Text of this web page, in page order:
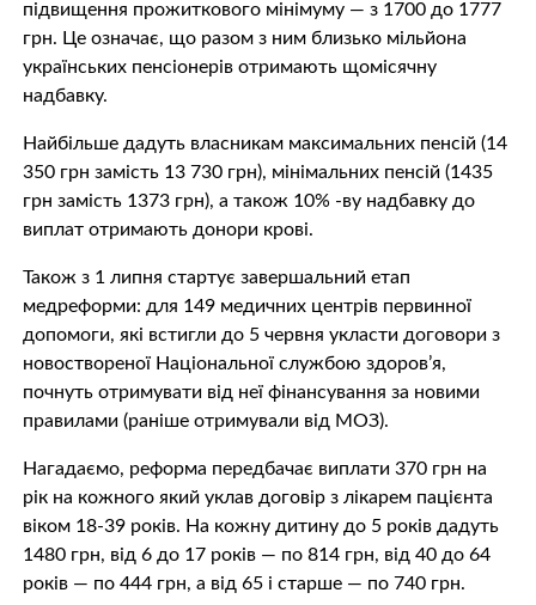
підвищення прожиткового мінімуму — з 1700 до 1777
грн. Це означає, що разом з ним близько мільйона
українських пенсіонерів отримають щомісячну
надбавку.
Найбільше дадуть власникам максимальних пенсій (14
350 грн замість 13 730 грн), мінімальних пенсій (1435
грн замість 1373 грн), а також 10% -ву надбавку до
виплат отримають донори крові.
Також з 1 липня стартує завершальний етап
медреформи: для 149 медичних центрів первинної
допомоги, які встигли до 5 червня укласти договори з
новоствореної Національної службою здоров’я,
почнуть отримувати від неї фінансування за новими
правилами (раніше отримували від МОЗ).
Нагадаємо, реформа передбачає виплати 370 грн на
рік на кожного який уклав договір з лікарем пацієнта
віком 18-39 років. На кожну дитину до 5 років дадуть
1480 грн, від 6 до 17 років — по 814 грн, від 40 до 64
років — по 444 грн, а від 65 і старше — по 740 грн.